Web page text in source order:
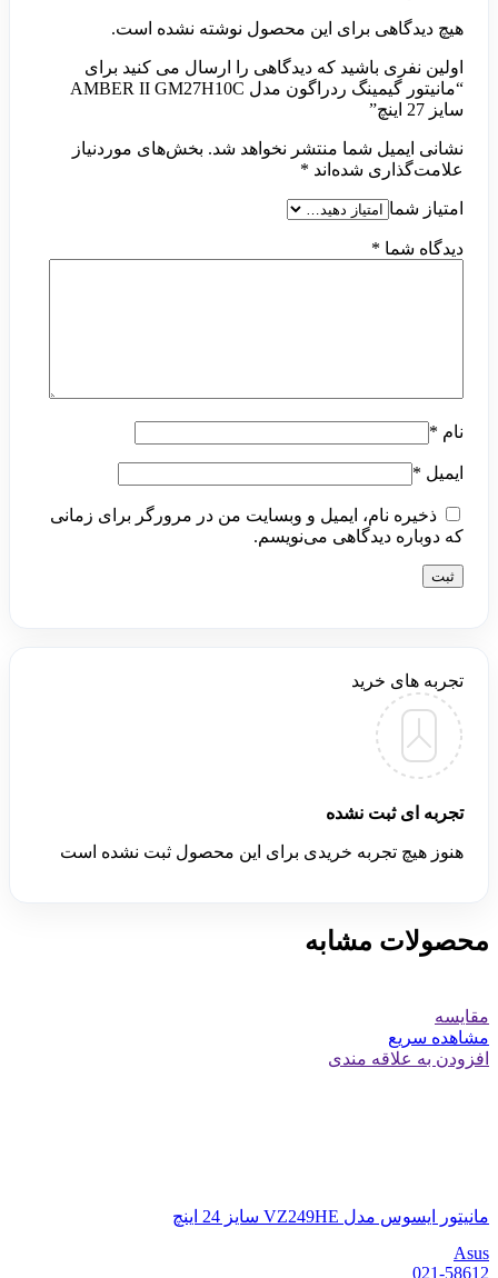
هیچ دیدگاهی برای این محصول نوشته نشده است.
اولین نفری باشید که دیدگاهی را ارسال می کنید برای
“مانیتور گیمینگ ردراگون مدل AMBER II GM27H10C
سایز 27 اینچ”
نشانی ایمیل شما منتشر نخواهد شد. بخش‌های موردنیاز
علامت‌گذاری شده‌اند *
امتیاز شما
دیدگاه شما *
نام *
ایمیل *
ذخیره نام، ایمیل و وبسایت من در مرورگر برای زمانی
که دوباره دیدگاهی می‌نویسم.
تجربه های خرید
تجربه ای ثبت نشده
هنوز هیچ تجربه خریدی برای این محصول ثبت نشده است
محصولات مشابه
مقایسه
مشاهده سریع
افزودن به علاقه مندی
مانیتور ایسوس مدل VZ249HE سایز 24 اینچ
Asus
021-58612